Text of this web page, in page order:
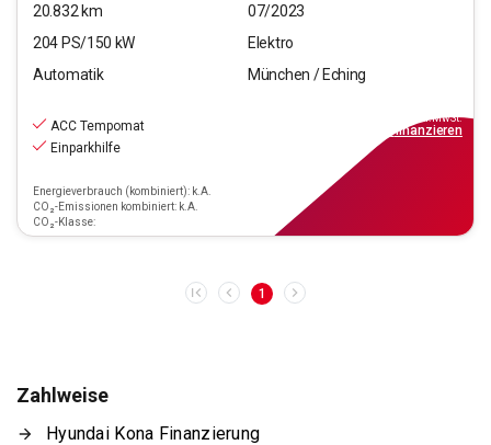
20.832km
07/2023
204PS/150 kW
Elektro
Automatik
München / Eching
ACC Tempomat
Einparkhilfe
Energieverbrauch (kombiniert): k.A.
CO₂-Emissionen kombiniert: k.A.
CO₂-Klasse:
inkl.MwSt.
finanzieren
1
Zahlweise
Hyundai Kona Finanzierung